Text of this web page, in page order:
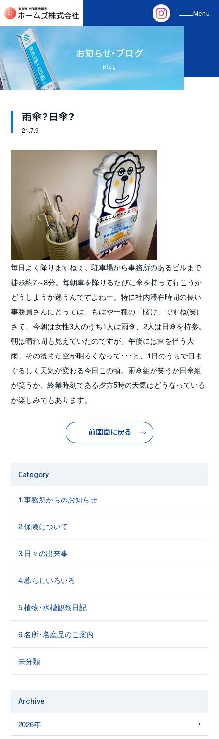
お知らせ・ブログ
Blog
雨傘？日傘？
21.7.9
毎日よく降りますねぇ。駐車場から事務所のあるビルまで
徒歩約7～8分。毎朝車を降りるたびに傘を持って行こうか
どうしようか迷うんですよねー。特に社内滞在時間の長い
事務員さんにとっては、もはや一種の「賭け」ですね(笑)
さて、今朝は女性3人のうち1人は雨傘、2人は日傘を持参。
朝は晴れ間も見えていたのですが、午後には雷を伴う大
雨、その後また空が明るくなって･･･と、1日のうちで目ま
ぐるしく天気が変わる今日この頃。雨傘組が笑うか日傘組
が笑うか、終業時刻である夕方5時の天気はどうなっている
か楽しみでもあります。
前画面に戻る
Category
1.事務所からのお知らせ
2.保険について
3.日々の出来事
4.暮らしいろいろ
5.植物･水槽観察日記
6.名所･名産品のご案内
未分類
Archive
2026年